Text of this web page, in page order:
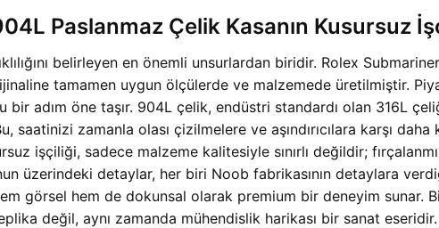
Paslanmaz Çelik Kasanın Kusursuz
belirleyen en önemli unsurlardan biridir. Rolex
tamamen uygun ölçülerde ve malzemede üretilmiştir.
bir adım öne taşır. 904L çelik, endüstri standardı olan 316L
zamanla olası çizilmelere ve aşındırıcılara karşı
işçiliği, sadece malzeme kalitesiyle sınırlı değildir;
üzerindeki detaylar, her biri Noob fabrikasının detaylara
görsel hem de dokunsal olarak premium bir deneyim sunar.
değil, aynı zamanda mühendislik harikası bir sanat eseridir.